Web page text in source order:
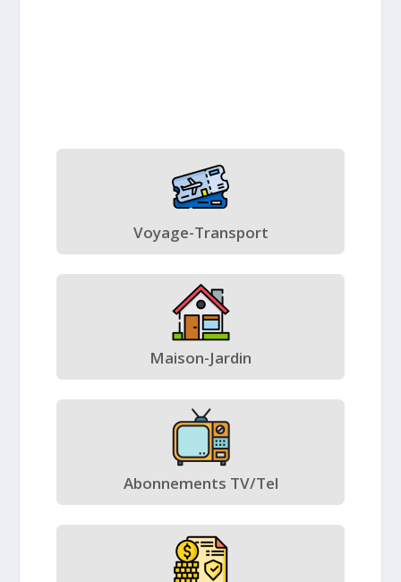
Voyage-Transport
Maison-Jardin
Abonnements TV/Tel